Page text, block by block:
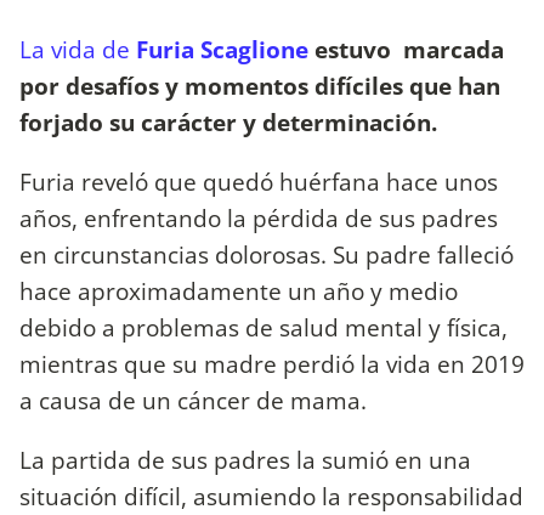
La vida de Furia Scaglione estuvo marcada
por desafíos y momentos difíciles que han
forjado su carácter y determinación.
Furia reveló que quedó huérfana hace unos
años, enfrentando la pérdida de sus padres
en circunstancias dolorosas. Su padre falleció
hace aproximadamente un año y medio
debido a problemas de salud mental y física,
mientras que su madre perdió la vida en 2019
a causa de un cáncer de mama.
La partida de sus padres la sumió en una
situación difícil, asumiendo la responsabilidad